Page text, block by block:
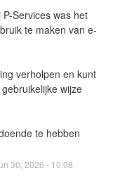
Services was het
te maken van e-
verholpen en kunt
wijze
te hebben
30 2026 - 10:08